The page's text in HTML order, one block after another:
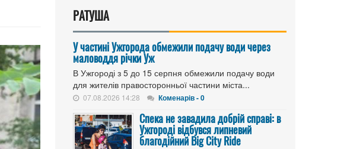
РАТУША
У частині Ужгорода обмежили подачу води через
маловоддя річки Уж
В Ужгороді з 5 до 15 серпня обмежили подачу води
для жителів правосторонньої частини міста...
07.08.2026 14:28 Коменарів - 0
Спека не завадила добрій справі: в
Ужгороді відбувся липневий
благодійний Big City Ride